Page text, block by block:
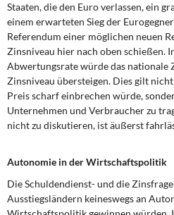
Staaten, die den Euro verlassen, ein
einem erwarteten Sieg der
Referendum einer möglichen neuen
Zinsniveau hier nach oben schießen.
Abwertungsrate würde das nationale
Zinsniveau übersteigen. Dies gilt
Preis scharf einbrechen würde,
Unternehmen und Verbraucher zu
nicht zu diskutieren, ist äußerst
Autonomie in der Wirtschaftspolitik
Die Schuldendienst- und die
Ausstiegsländern keineswegs an